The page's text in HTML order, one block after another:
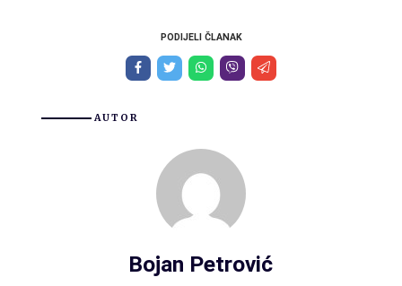
PODIJELI ČLANAK
AUTOR
Bojan Petrović